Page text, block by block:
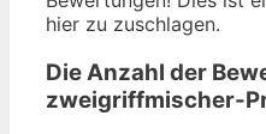
hier zu zuschlagen.
Die Anzahl der
zweigriffmischer-